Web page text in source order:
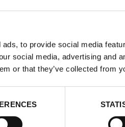
to provide social media
social media, advertising and
or that they’ve collected from
2021-09-07
Butiken O’sofina på Nockeby
och professionell hjälp att hitta
ställde om sina uppskattade
roligaste och mest utmanande